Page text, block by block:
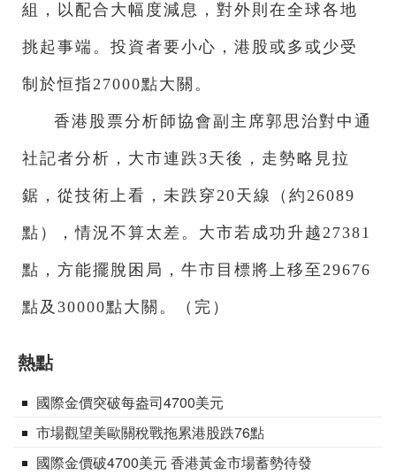
組，以配合大幅度減息，對外則在全球各地
挑起事端。投資者要小心，港股或多或少受
制於恒指27000點大關。
香港股票分析師協會副主席郭思治對中通
社記者分析，大市連跌3天後，走勢略見拉
鋸，從技術上看，未跌穿20天線（約26089
點），情況不算太差。大市若成功升越27381
點，方能擺脫困局，牛市目標將上移至29676
點及30000點大關。（完）
熱點
國際金價突破每盎司4700美元
市場觀望美歐關稅戰拖累港股跌76點
國際金價破4700美元 香港黃金市場蓄勢待發